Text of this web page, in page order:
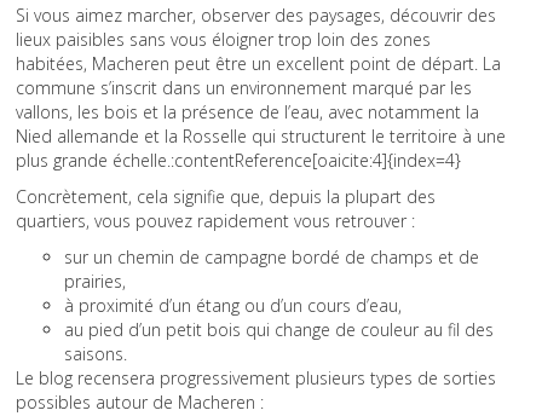
Si vous aimez marcher, observer des paysages, découvrir des
lieux paisibles sans vous éloigner trop loin des zones
habitées, Macheren peut être un excellent point de départ. La
commune s’inscrit dans un environnement marqué par les
vallons, les bois et la présence de l’eau, avec notamment la
Nied allemande et la Rosselle qui structurent le territoire à une
plus grande échelle.:contentReference[oaicite:4]{index=4}
Concrètement, cela signifie que, depuis la plupart des
quartiers, vous pouvez rapidement vous retrouver :
sur un chemin de campagne bordé de champs et de
prairies,
à proximité d’un étang ou d’un cours d’eau,
au pied d’un petit bois qui change de couleur au fil des
saisons.
Le blog recensera progressivement plusieurs types de sorties
possibles autour de Macheren :